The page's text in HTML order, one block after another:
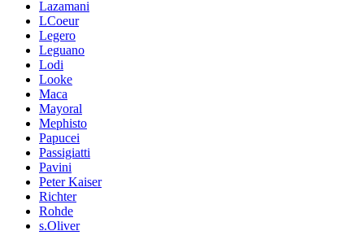
Lazamani
LCoeur
Legero
Leguano
Lodi
Looke
Maca
Mayoral
Mephisto
Papucei
Passigiatti
Pavini
Peter Kaiser
Richter
Rohde
s.Oliver